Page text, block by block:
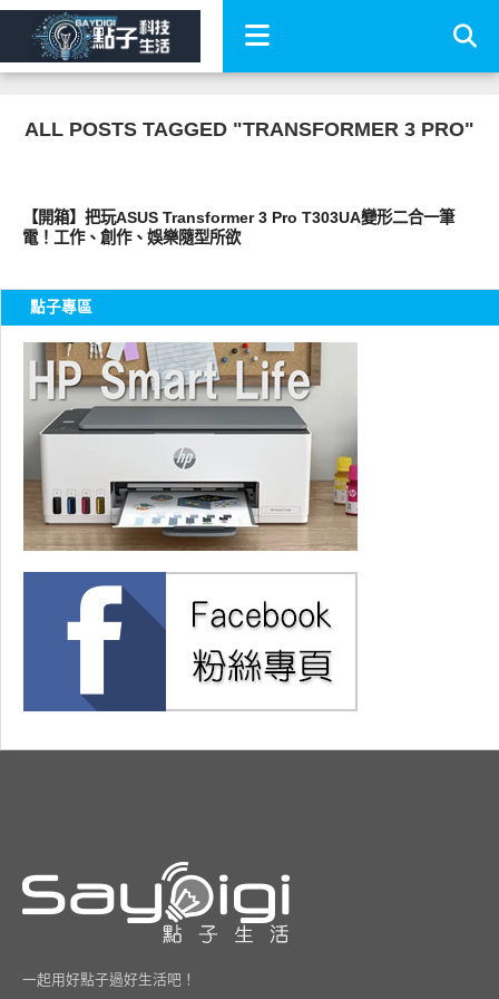
ALL POSTS TAGGED "TRANSFORMER 3 PRO"
【開箱】把玩ASUS Transformer 3 Pro T303UA變形二合一筆
電！工作、創作、娛樂隨型所欲
點子專區
一起用好點子過好生活吧！